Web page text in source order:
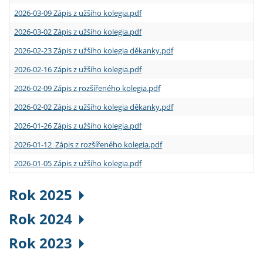
2026-03-09 Zápis z užšího kolegia.pdf
2026-03-02 Zápis z užšího kolegia.pdf
2026-02-23 Zápis z užšího kolegia děkanky.pdf
2026-02-16 Zápis z užšího kolegia.pdf
2026-02-09 Zápis z rozšířeného kolegia.pdf
2026-02-02 Zápis z užšího kolegia děkanky.pdf
2026-01-26 Zápis z užšího kolegia.pdf
2026-01-12 Zápis z rozšířeného kolegia.pdf
2026-01-05 Zápis z užšího kolegia.pdf
Rok 2025
Rok 2024
Rok 2023